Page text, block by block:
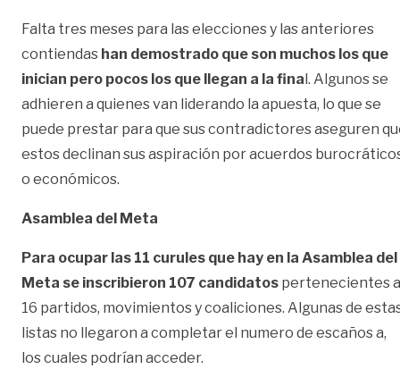
Falta tres meses para las elecciones y las anteriores
contiendas han demostrado que son muchos los que
inician pero pocos los que llegan a la final. Algunos se
adhieren a quienes van liderando la apuesta, lo que se
puede prestar para que sus contradictores aseguren
estos declinan sus aspiración por acuerdos
o económicos.
Asamblea del Meta
Para ocupar las 11 curules que hay en la Asamblea del
Meta se inscribieron 107 candidatos pertenecientes a
16 partidos, movimientos y coaliciones. Algunas de
listas no llegaron a completar el numero de escaños a,
los cuales podrían acceder.